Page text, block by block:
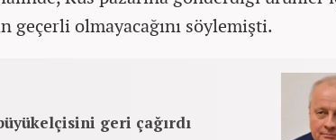
geçerli olmayacağını söylemişti.
geri çağırdı